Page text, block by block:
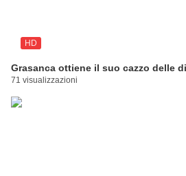
HD
Grasanca ottiene il suo cazzo delle
71 visualizzazioni